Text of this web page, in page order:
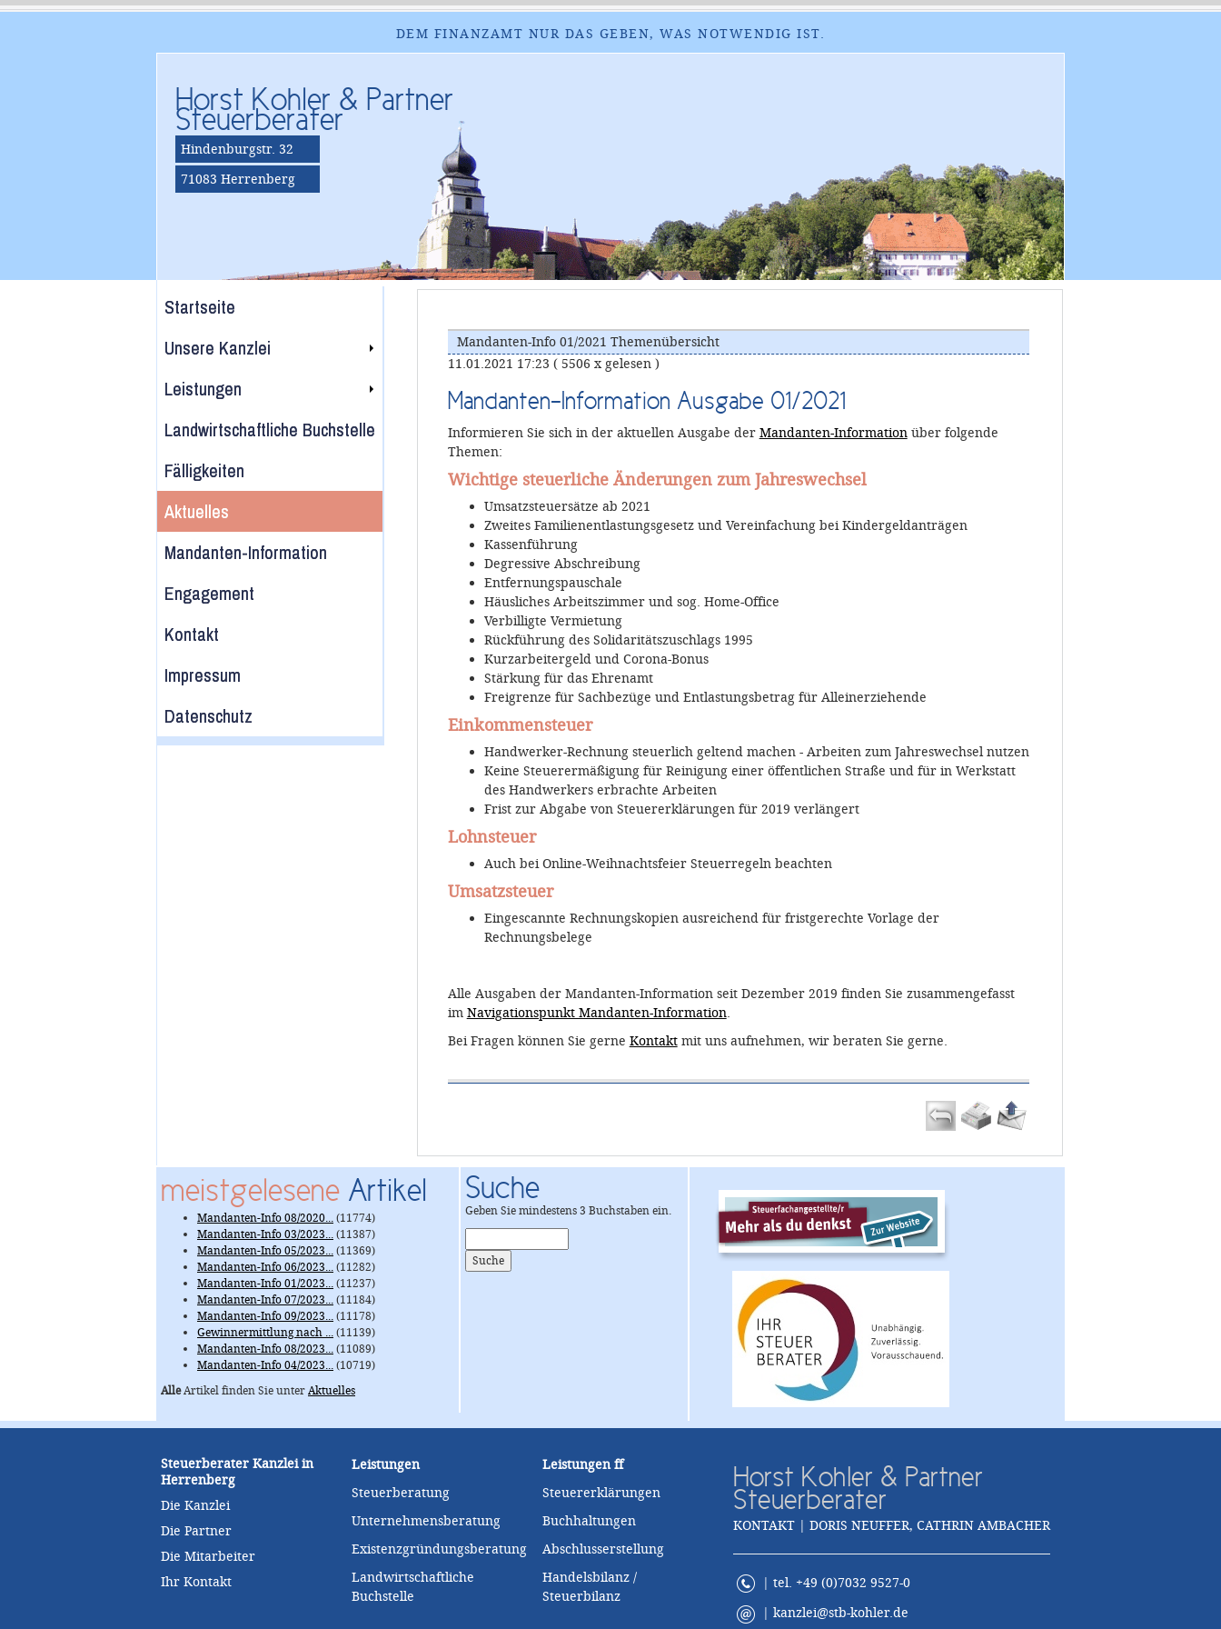
DEM FINANZAMT NUR DAS GEBEN, WAS NOTWENDIG IST.
Horst Kohler & Partner
Steuerberater
Hindenburgstr. 32
71083 Herrenberg
Startseite
Unsere Kanzlei
Leistungen
Landwirtschaftliche Buchstelle
Fälligkeiten
Aktuelles
Mandanten-Information
Engagement
Kontakt
Impressum
Datenschutz
Mandanten-Info 01/2021 Themenübersicht
11.01.2021 17:23 ( 5506 x gelesen )
Mandanten-Information Ausgabe 01/2021
Informieren Sie sich in der aktuellen Ausgabe der Mandanten-Informationüber folgende
Themen:
Wichtige steuerliche Änderungen zum Jahreswechsel
Umsatzsteuersätze ab 2021
Zweites Familienentlastungsgesetz und Vereinfachung bei Kindergeldanträgen
Kassenführung
Degressive Abschreibung
Entfernungspauschale
Häusliches Arbeitszimmer und sog. Home-Office
Verbilligte Vermietung
Rückführung des Solidaritätszuschlags 1995
Kurzarbeitergeld und Corona-Bonus
Stärkung für das Ehrenamt
Freigrenze für Sachbezüge und Entlastungsbetrag für Alleinerziehende
Einkommensteuer
Handwerker-Rechnung steuerlich geltend machen - Arbeiten zum Jahreswechsel nutzen
Keine Steuerermäßigung für Reinigung einer öffentlichen Straße und für in Werkstatt
des Handwerkers erbrachte Arbeiten
Frist zur Abgabe von Steuererklärungen für 2019 verlängert
Lohnsteuer
Auch bei Online-Weihnachtsfeier Steuerregeln beachten
Umsatzsteuer
Eingescannte Rechnungskopien ausreichend für fristgerechte Vorlage der
Rechnungsbelege
Alle Ausgaben der Mandanten-Information seit Dezember 2019 finden Sie zusammengefasst
im Navigationspunkt Mandanten-Information.
Bei Fragen können Sie gerne Kontaktmit uns aufnehmen, wir beraten Sie gerne.
meistgelesene Artikel
Mandanten-Info 08/2020...(11774)
Mandanten-Info 03/2023...(11387)
Mandanten-Info 05/2023...(11369)
Mandanten-Info 06/2023...(11282)
Mandanten-Info 01/2023...(11237)
Mandanten-Info 07/2023...(11184)
Mandanten-Info 09/2023...(11178)
Gewinnermittlung nach ...(11139)
Mandanten-Info 08/2023...(11089)
Mandanten-Info 04/2023...(10719)
AlleArtikel finden Sie unterAktuelles
Suche
Geben Sie mindestens 3 Buchstaben ein.
Steuerberater Kanzlei in
Herrenberg
Die Kanzlei
Die Partner
Die Mitarbeiter
Ihr Kontakt
Leistungen
Steuerberatung
Unternehmensberatung
Existenzgründungsberatung
Landwirtschaftliche
Buchstelle
Leistungenff
Steuererklärungen
Buchhaltungen
Abschlusserstellung
Handelsbilanz /
Steuerbilanz
Horst Kohler & Partner
Steuerberater
KONTAKT | DORIS NEUFFER, CATHRIN AMBACHER
| tel. +49 (0)7032 9527-0
kanzlei@stb-kohler.de